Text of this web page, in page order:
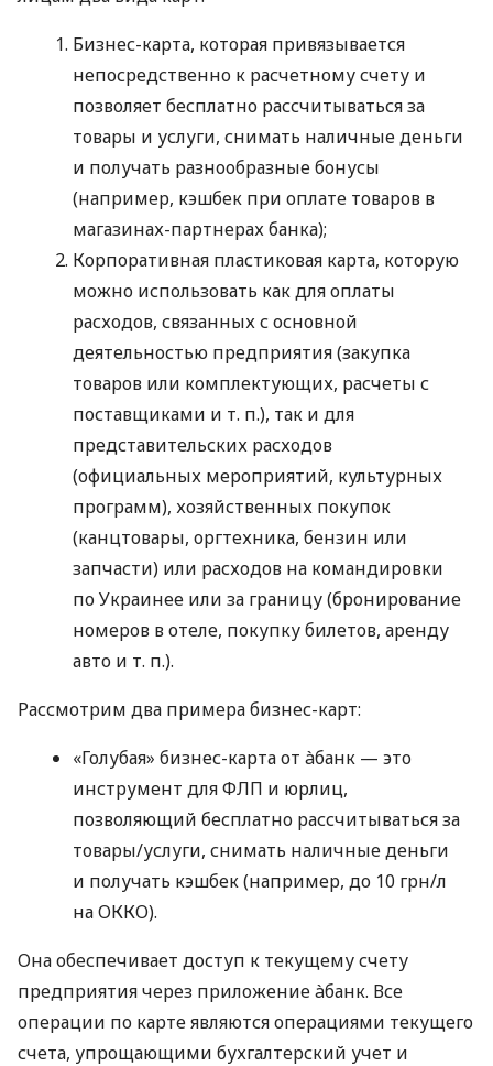
Бизнес-карта, которая привязывается
непосредственно к расчетному счету и
позволяет бесплатно рассчитываться за
товары и услуги, снимать наличные деньги
и получать разнообразные бонусы
(например, кэшбек при оплате товаров в
магазинах-партнерах банка);
Корпоративная пластиковая карта, которую
можно использовать как для оплаты
расходов, связанных с основной
деятельностью предприятия (закупка
товаров или комплектующих, расчеты с
поставщиками и т. п.), так и для
представительских расходов
(официальных мероприятий, культурных
программ), хозяйственных покупок
(канцтовары, оргтехника, бензин или
запчасти) или расходов на командировки
по Украинее или за границу (бронирование
номеров в отеле, покупку билетов, аренду
авто и т. п.).
Рассмотрим два примера бизнес-карт:
«Голубая» бизнес-карта от àбанк — это
инструмент для ФЛП и юрлиц,
позволяющий бесплатно рассчитываться за
товары/услуги, снимать наличные деньги
и получать кэшбек (например, до 10 грн/л
на ОККО).
Она обеспечивает доступ к текущему счету
предприятия через приложение àбанк. Все
операции по карте являются операциями текущего
счета, упрощающими бухгалтерский учет и